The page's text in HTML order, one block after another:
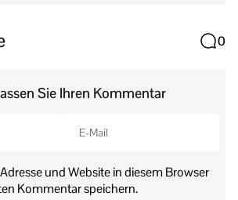
0
Sie Ihren Kommentar
und Website in diesem Browser
Kommentar speichern.